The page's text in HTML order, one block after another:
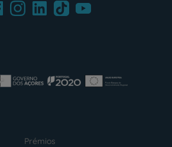
InstagramLinkedInTikTokYoutube
Prémios